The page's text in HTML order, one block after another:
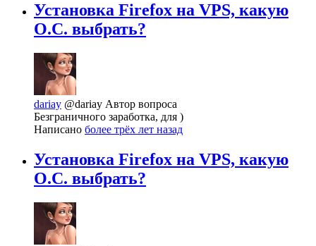
Установка Firefox на VPS, какую
О.С. выбрать?
dariay @dariay Автор вопроса
Безграничного заработка, для )
Написано более трёх лет назад
Установка Firefox на VPS, какую
О.С. выбрать?